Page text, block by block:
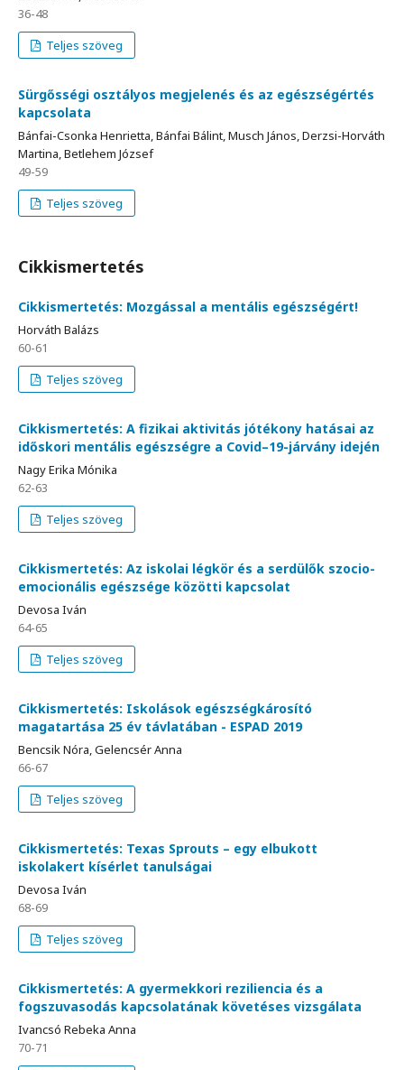
36-48
Teljes szöveg
Sürgősségi osztályos megjelenés és az egészségértés
kapcsolata
Bánfai-Csonka Henrietta, Bánfai Bálint, Musch János, Derzsi-Horváth
Martina, Betlehem József
49-59
Teljes szöveg
Cikkismertetés
Cikkismertetés: Mozgással a mentális egészségért!
Horváth Balázs
60-61
Teljes szöveg
Cikkismertetés: A fizikai aktivitás jótékony hatásai az
időskori mentális egészségre a Covid–19-járvány idején
Nagy Erika Mónika
62-63
Teljes szöveg
Cikkismertetés: Az iskolai légkör és a serdülők szocio-
emocionális egészsége közötti kapcsolat
Devosa Iván
64-65
Teljes szöveg
Cikkismertetés: Iskolások egészségkárosító
magatartása 25 év távlatában - ESPAD 2019
Bencsik Nóra, Gelencsér Anna
66-67
Teljes szöveg
Cikkismertetés: Texas Sprouts – egy elbukott
iskolakert kísérlet tanulságai
Devosa Iván
68-69
Teljes szöveg
Cikkismertetés: A gyermekkori reziliencia és a
fogszuvasodás kapcsolatának követéses vizsgálata
Ivancsó Rebeka Anna
70-71